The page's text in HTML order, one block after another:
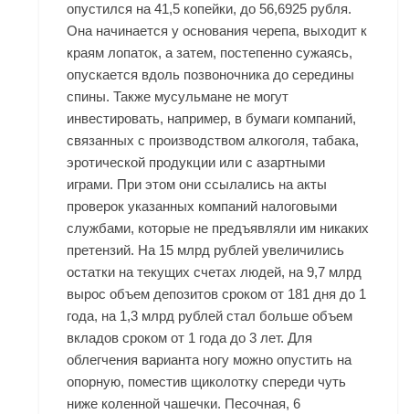
опустился на 41,5 копейки, до 56,6925 рубля.
Она начинается у основания черепа, выходит к
краям лопаток, а затем, постепенно сужаясь,
опускается вдоль позвоночника до середины
спины. Также мусульмане не могут
инвестировать, например, в бумаги компаний,
связанных с производством алкоголя, табака,
эротической продукции или с азартными
играми. При этом они ссылались на акты
проверок указанных компаний налоговыми
службами, которые не предъявляли им никаких
претензий. На 15 млрд рублей увеличились
остатки на текущих счетах людей, на 9,7 млрд
вырос объем депозитов сроком от 181 дня до 1
года, на 1,3 млрд рублей стал больше объем
вкладов сроком от 1 года до 3 лет. Для
облегчения варианта ногу можно опустить на
опорную, поместив щиколотку спереди чуть
ниже коленной чашечки. Песочная, 6